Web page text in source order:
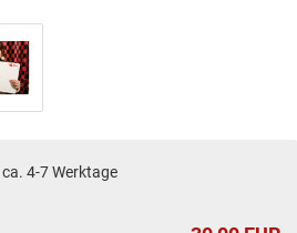
ca. 4-7 Werktage